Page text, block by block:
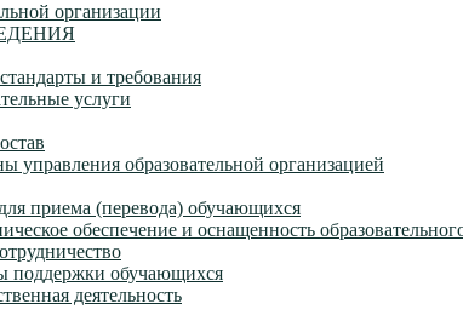
организации
и требования
услуги
управления образовательной организацией
приема (перевода) обучающихся
обеспечение и оснащенность
поддержки обучающихся
деятельность